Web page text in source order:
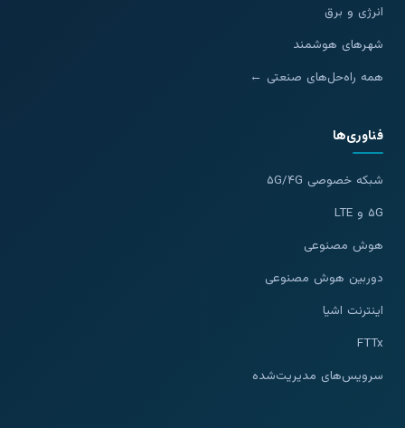
انرژی و برق
شهرهای هوشمند
همه راه‌حل‌های صنعتی ←
فناوری‌ها
شبکه خصوصی ۵G/۴G
۵G و LTE
هوش مصنوعی
دوربین هوش مصنوعی
اینترنت اشیا
FTTx
سرویس‌های مدیریت‌شده